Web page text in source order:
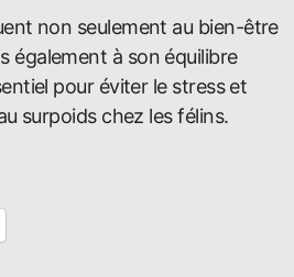
non seulement au bien-être
également à son équilibre
pour éviter le stress et
surpoids chez les félins.